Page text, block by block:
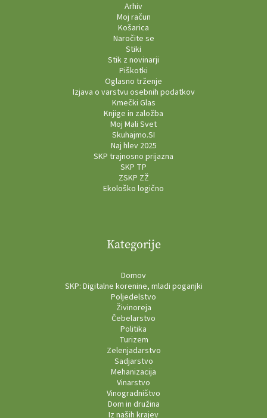
Arhiv
Moj račun
Košarica
Naročite se
Stiki
Stik z novinarji
Piškotki
Oglasno trženje
Izjava o varstvu osebnih podatkov
Kmečki Glas
Knjige in založba
Moj Mali Svet
Skuhajmo.SI
Naj hlev 2025
SKP trajnosno prijazna
SKP TP
ZSKP ZŽ
Ekološko logično
Kategorije
Domov
SKP: Digitalne korenine, mladi poganjki
Poljedelstvo
Živinoreja
Čebelarstvo
Politika
Turizem
Zelenjadarstvo
Sadjarstvo
Mehanizacija
Vinarstvo
Vinogradništvo
Dom in družina
Iz naših krajev